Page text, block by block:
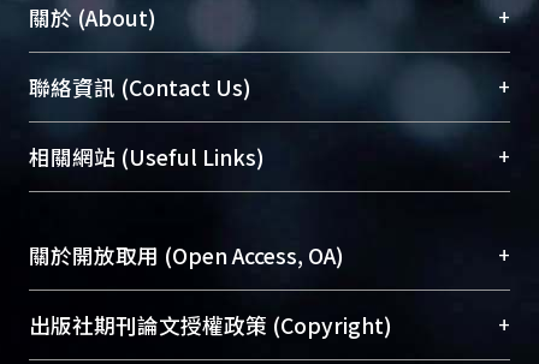
關於 (About) +
臺大位居世界頂尖大學之列，為永久珍藏及向國際
展現本校豐碩的研究成果及學術能量，圖書館整合
機構典藏（NTUR）與學術庫（AH）不同功能平
台，成為臺大學術典藏NTU scholars。期能整合研
成果。
To permanently archive and promote researcher
profiles and scholarly works, Library integrates the
services of “NTU Repository” with “Academic
聯絡資訊 (Contact Us) +
總館學科館員(Main Library)
醫學圖書館學科館員(Medical Library)
Sciences Library)
相關網站 (Useful Links) +
關於開放取用 (Open Access, OA) +
開放取用是從使用者角度提升資訊取用性的社會運
動，應用在學術研究上是透過將研究著作公開供使
出版社期刊論文授權政策 (Copyright) +